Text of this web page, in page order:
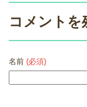
コメントを
名前 (必須)